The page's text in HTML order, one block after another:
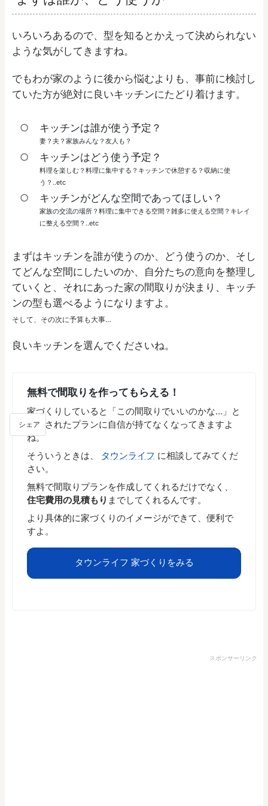
いろいろあるので、型を知るとかえって決められない
ような気がしてきますね。
でもわが家のように後から悩むよりも、事前に検討し
ていた方が絶対に良いキッチンにたどり着けます。
キッチンは誰が使う予定？
妻？夫？家族みんな？友人も？
キッチンはどう使う予定？
料理を楽しむ？料理に集中する？キッチンで休憩する？収納に使
う？..etc
キッチンがどんな空間であってほしい？
家族の交流の場所？料理に集中できる空間？雑多に使える空間？キレイ
に整える空間？..etc
まずはキッチンを誰が使うのか、どう使うのか、そし
てどんな空間にしたいのか、自分たちの意向を整理し
ていくと、それにあった家の間取りが決まり、キッチ
ンの型も選べるようになりますよ。
そして、その次に予算も大事…
良いキッチンを選んでくださいね。
無料で間取りを作ってもらえる！
家づくりしていると「この間取りでいいのかな…」と
提案されたプランに自信が持てなくなってきますよ
ね。
そういうときは、
タウンライフ に相談してみてくだ
さい。
無料で間取りプランを作成してくれるだけでなく、
住宅費用の見積もり までしてくれるんです。
より具体的に家づくりのイメージができて、便利で
すよ。
タウンライフ 家づくりをみる
スポンサーリンク
シェア